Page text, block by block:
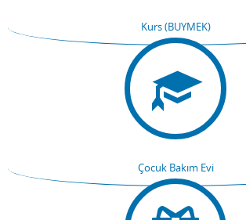
Kurs (BUYMEK)
Çocuk Bakım Evi